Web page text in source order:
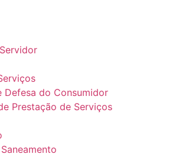
Defesa do Consumidor
Prestação de Serviços